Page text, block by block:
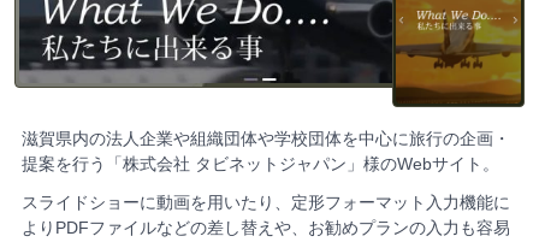
滋賀県内の法人企業や組織団体や学校団体を中心に旅行の企画・
提案を行う「株式会社 タビネットジャパン」様のWebサイト。
スライドショーに動画を用いたり、定形フォーマット入力機能に
よりPDFファイルなどの差し替えや、お勧めプランの入力も容易